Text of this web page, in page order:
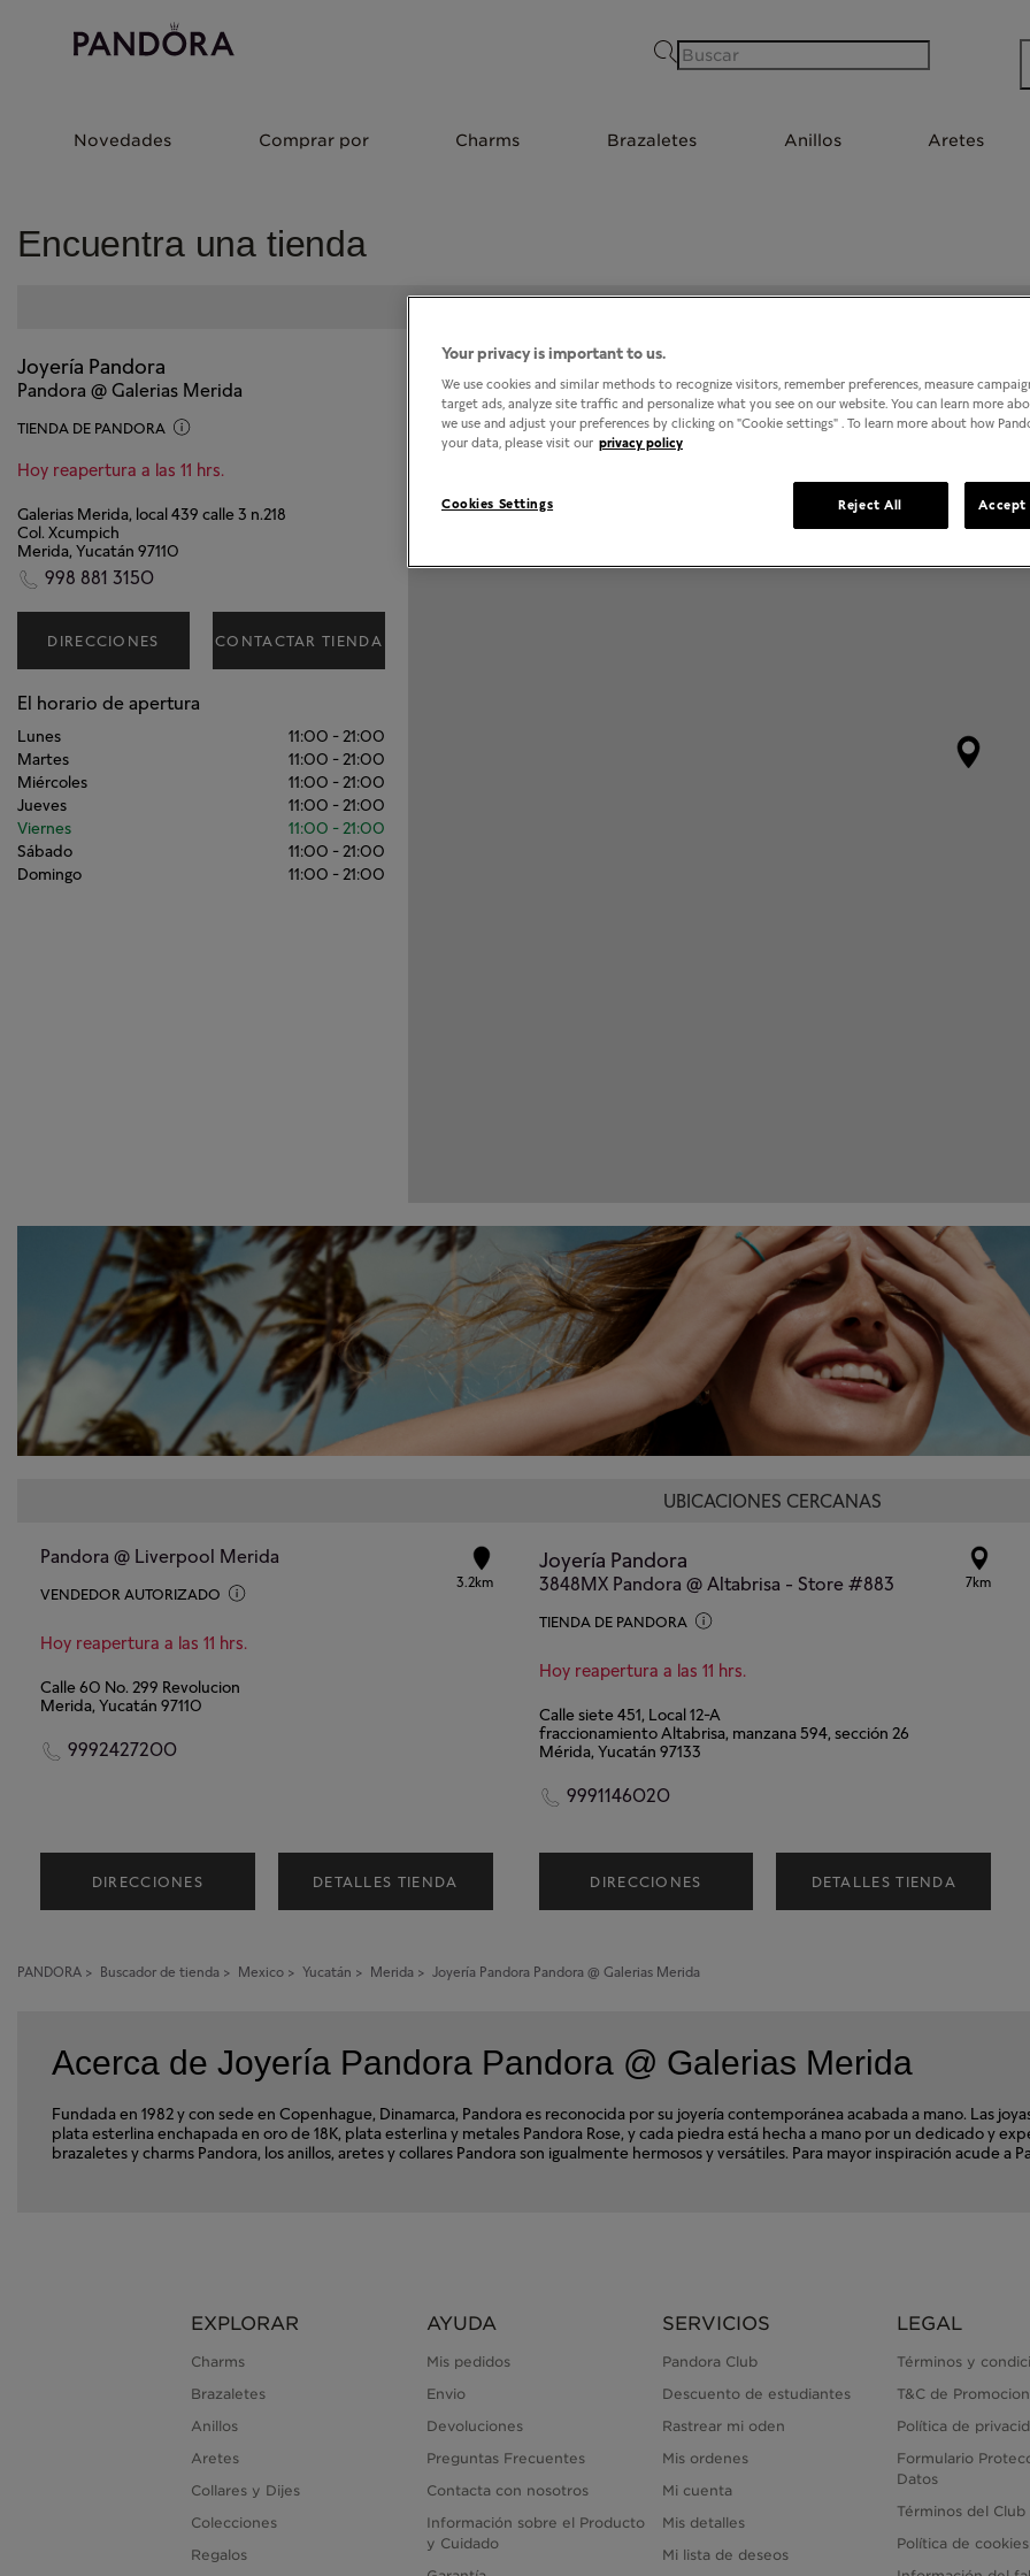
Buscar
Novedades Comprar por Charms Brazaletes Anillos Aretes
Encuentra una tienda
Joyería Pandora
Pandora @ Galerias Merida
TIENDA DE PANDORA
Hoy reapertura a las 11 hrs.
Galerias Merida, local 439 calle 3 n.218
Col. Xcumpich
Merida, Yucatán 97110
998 881 3150
DIRECCIONES CONTACTAR TIENDA
El horario de apertura
Lunes 11:00 -21:00
Martes
11:00 -21:00
Miércoles
11:00 -21:00
Jueves
11:00 -21:00
Viernes
11:00 -21:00
Sábado
11:00 -21:00
Domingo
11:00 -21:00
UBICACIONES CERCANAS
Pandora @ Liverpool Merida
VENDEDOR AUTORIZADO
Hoy reapertura a las 11 hrs.
3.2km
Calle 60 No. 299 Revolucion
Merida, Yucatán 97110
9992427200
DIRECCIONES DETALLES TIENDA
Joyería Pandora
3848MX Pandora @ Altabrisa - Store #883
TIENDA DE PANDORA
Hoy reapertura a las 11 hrs.
7km
Calle siete 451, Local 12-A
fraccionamiento Altabrisa, manzana 594, sección 26
Mérida, Yucatán 97133
9991146020
DIRECCIONES DETALLES TIENDA
PANDORA > Buscador de tienda > Mexico > Yucatán > Merida > Joyería Pandora Pandora @ Galerias Merida
Acerca de Joyería Pandora Pandora @ Galerias Merida
Fundada en 1982 y con sede en Copenhague, Dinamarca, Pandora es reconocida por su joyería contemporánea acabada a mano. Las
plata esterlina enchapada en oro de 18K, plata esterlina y metales Pandora Rose, y cada piedra está hecha a mano por un dedicado y
brazaletes y charms Pandora, los anillos, aretes y collares Pandora son igualmente hermosos y versátiles. Para mayor inspiración acude a
EXPLORAR
Charms
Brazaletes
Anillos
Aretes
Collares y Dijes
Colecciones
Regalos
AYUDA
Mis pedidos
Envio
Devoluciones
Preguntas Frecuentes
Contacta con nosotros
Información sobre el Producto
y Cuidado
SERVICIOS
Pandora Club
Descuento de estudiantes
Rastrear mi oden
Mis ordenes
Mi cuenta
Mis detalles
Mi lista de deseos
LEGAL
Términos y
T&C de
Política de
Formulario
Datos
Términos del Club
Política de cookies
Your privacy is important to us.
We use cookies and similar methods to recognize visitors, remember preferences, measure
target ads, analyze site traffic and personalize what you see on our website. You can learn more
we use and adjust your preferences by clicking on "Cookie settings" . To learn more about how
your data, please visit our privacy policy
Cookies Settings Reject All Accept